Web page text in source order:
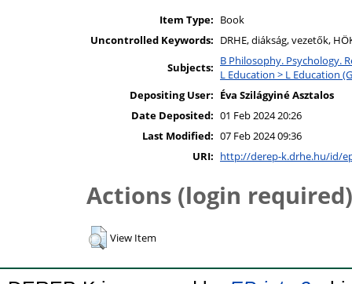
Item Type: Book
Uncontrolled Keywords: DRHE, diákság, vezetők,
Subjects: B Philosophy. Psychology.
L Education > L Education
Depositing User: Éva Szilágyiné Asztalos
Date Deposited: 01 Feb 2024 20:26
Last Modified: 07 Feb 2024 09:36
URI: http://derep-k.drhe.hu/id/
Actions (login required)
View Item